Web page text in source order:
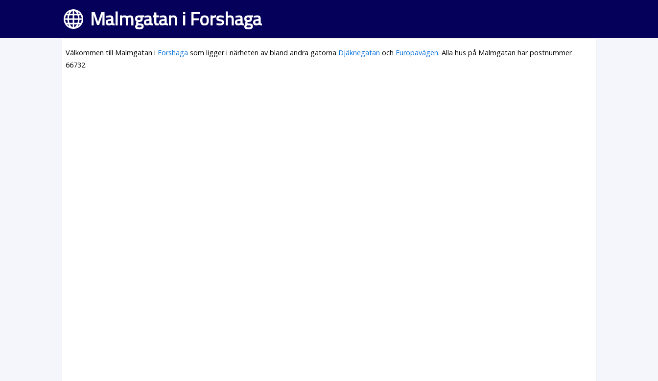
Malmgatan i Forshaga
Välkommen till Malmgatan i Forshaga som ligger i närheten av bland andra gatorna Djäknegatan och Europavägen. Alla hus på Malmgatan har postnummer
66732.